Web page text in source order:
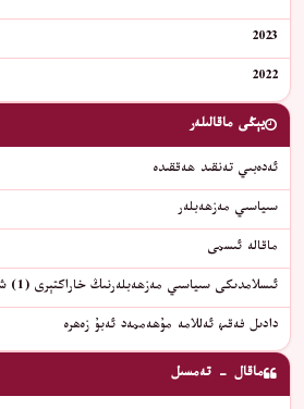
2023
2022
يېڭى ماقالىلەر
ئەدەبىي تەنقىد ھەققىدە
سىياسىي مەزھەبلەر
ماقالە ئىسمى
ئىسلامدىكى سىياسىي مەزھەبلەرنىڭ خاراكتېرى (1) شىئ…
دادىل فەقىھ ئەللامە مۇھەممەد ئەبۇ زەھرە
ماقال - تەمسىل